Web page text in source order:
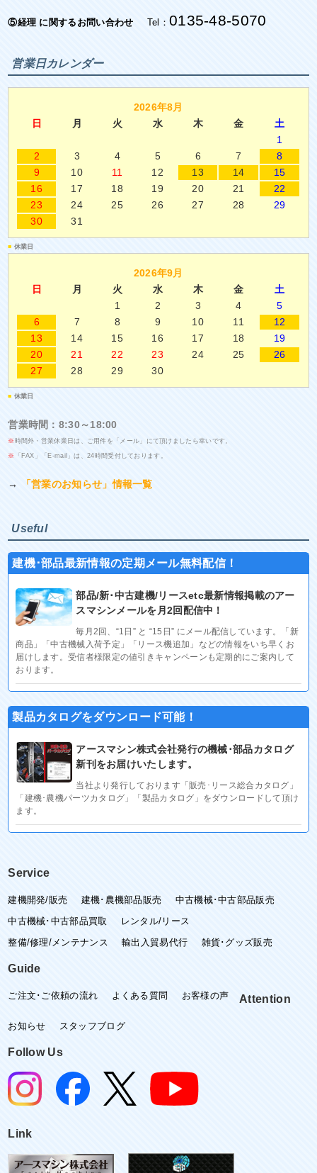
⑤経理 に関するお問い合わせ Tel： 0135-48-5070
営業日カレンダー
2026年8月
日
月 火 水 木 金
土
1
2
3 4 5 6 7
8
9
10 11 12 13 14
15
16
17 18 19 20 21
22
23
24 25 26 27 28
29
30
31
■ 休業日
2026年9月
日
月 火 水 木 金
土
1
2 3 4
5
6
7 8 9 10 11
12
13
14 15 16 17 18
19
20
21 22 23 24 25
26
27
28 29 30
■ 休業日
営業時間：8:30～18:00
※ 時間外・営業休業日は、ご用件を「メール」にて頂けましたら幸いです。
※ 「FAX」「E-mail」は、24時間受付しております。
→ 「営業のお知らせ」情報一覧
Useful
建機･部品最新情報の定期メール無料配信！
部品/新･中古建機/リースetc最新情報掲載のアー
スマシンメールを月2回配信中！
毎月2回、“1日” と “15日” にメール配信しています。「新
商品」「中古機械入荷予定」「リース機追加」などの情報をいち早くお
届けします。受信者様限定の値引きキャンペーンも定期的にご案内して
おります。
製品カタログをダウンロード可能！
アースマシン株式会社発行の機械･部品カタログ
新刊をお届けいたします。
当社より発行しております「販売･リース総合カタログ」
「建機･農機パーツカタログ」「製品カタログ」をダウンロードして頂け
ます。
Service
建機開発/販売 建機･農機部品販売
中古機械･中古部品販売
中古機械･中古部品買取
レンタル/リース
整備/修理/メンテナンス
輸出入貿易代行 雑貨･グッズ販売
Guide
ご注文･ご依頼の流れ よくある質問 お客様の声 Attention
お知らせ スタッフブログ
Follow Us
Link